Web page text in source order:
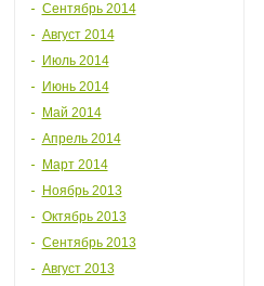
Сентябрь 2014
Август 2014
Июль 2014
Июнь 2014
Май 2014
Апрель 2014
Март 2014
Ноябрь 2013
Октябрь 2013
Сентябрь 2013
Август 2013